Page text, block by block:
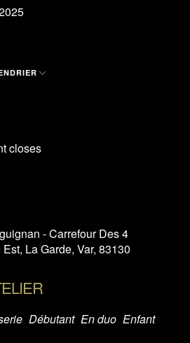
closes
- Carrefour Des 4
La Garde, Var, 83130
Débutant En duo Enfant